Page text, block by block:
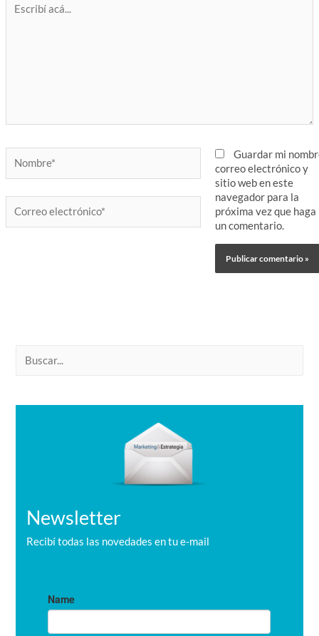
acá...
electrónico*
Guardar mi
correo electrónico y
sitio web en este
navegador para la
próxima vez que haga
un comentario.
a
Newsletter
Recibí todas las novedades en tu e-mail